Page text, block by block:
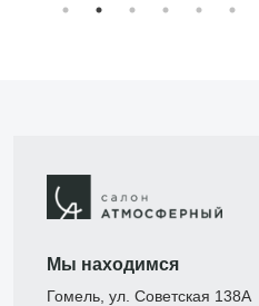
Мы находимся
Гомель, ул. Советская 138А